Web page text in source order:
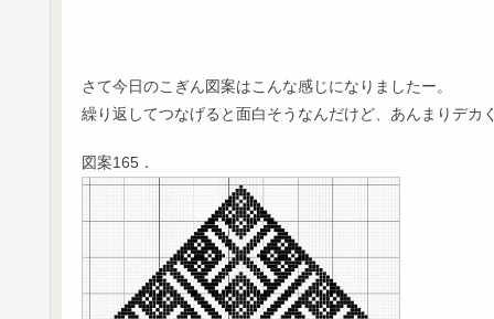
さて今日のこぎん図案はこんな感じになりましたー。
繰り返してつなげると面白そうなんだけど、あんまりデカ
図案165．